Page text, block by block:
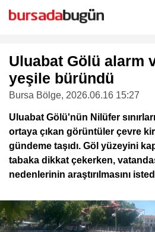
Uluabat Gölü alarm
yeşile büründü
Bursa Bölge, 2026.06.16 15:27
Uluabat Gölü'nün Nilüfer
ortaya çıkan görüntüler çevre
gündeme taşıdı. Göl yüzeyini
tabaka dikkat çekerken,
nedenlerinin araştırılmasını